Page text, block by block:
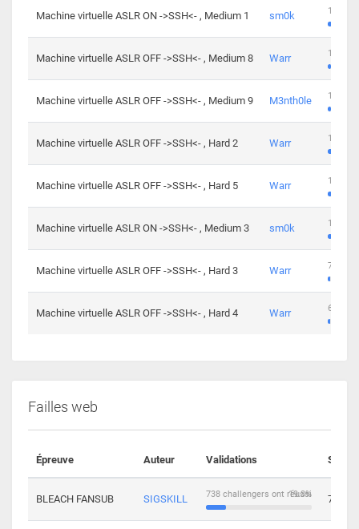
Machine virtuelle ASLR ON ->SSH<- , Medium 1 sm0k 139
Machine virtuelle ASLR OFF ->SSH<- , Medium 8 Warr 112
Machine virtuelle ASLR OFF ->SSH<- , Medium 9 M3nth0le 100
Machine virtuelle ASLR OFF ->SSH<- , Hard 2 Warr 176
Machine virtuelle ASLR OFF ->SSH<- , Hard 5 Warr 115
Machine virtuelle ASLR ON ->SSH<- , Medium 3 sm0k 115
Machine virtuelle ASLR OFF ->SSH<- , Hard 3 Warr 76
Machine virtuelle ASLR OFF ->SSH<- , Hard 4 Warr 63
Failles web
Épreuve Auteur Validations
BLEACH FANSUB SIGSKILL 19.3%
738 challengers ont réussi 7